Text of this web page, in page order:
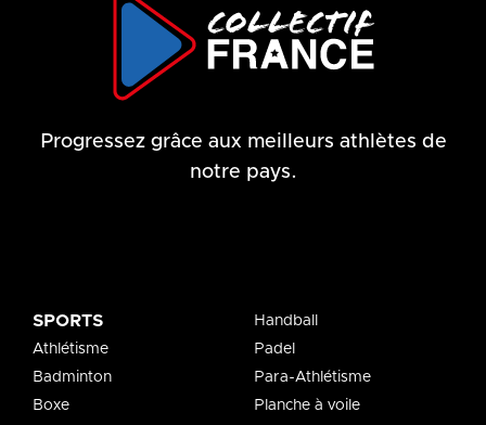
Progressez grâce aux meilleurs athlètes de
notre pays.
SPORTS
Athlétisme
Badminton
Boxe
Handball
Padel
Para-Athlétisme
Planche à voile